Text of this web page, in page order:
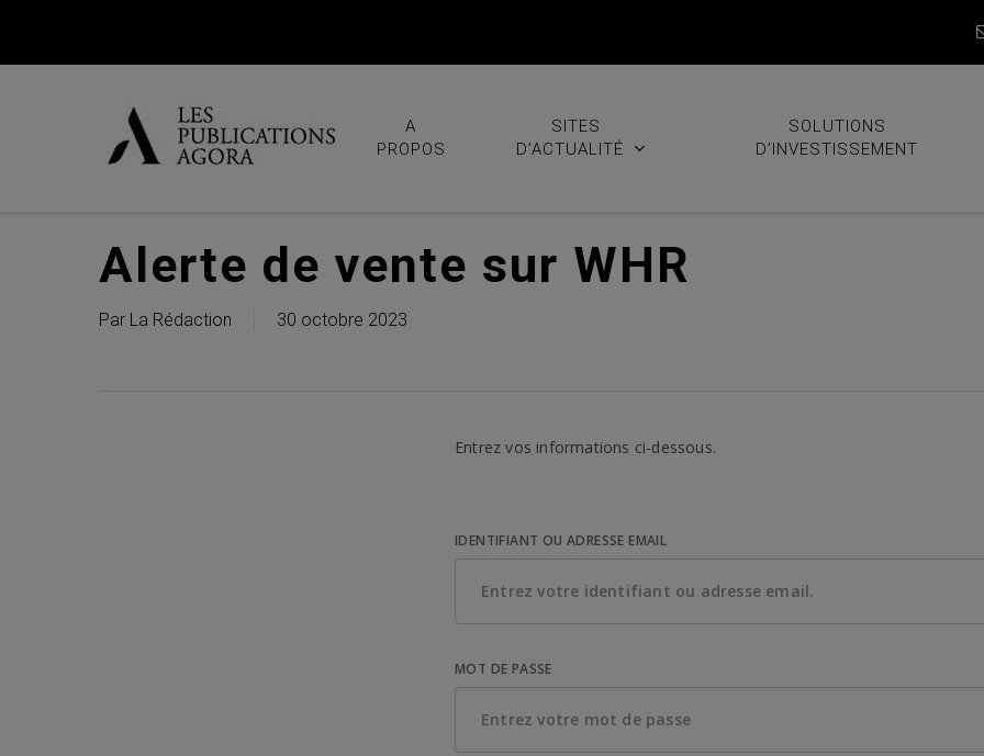
A
PROPOS
SITES
D’ACTUALITÉ
SOLUTIONS
D’INVESTISSEMENT
Alerte de vente sur WHR
Par La Rédaction 30 octobre 2023
Entrez vos informations ci-dessous.
IDENTIFIANT OU ADRESSE EMAIL
MOT DE PASSE